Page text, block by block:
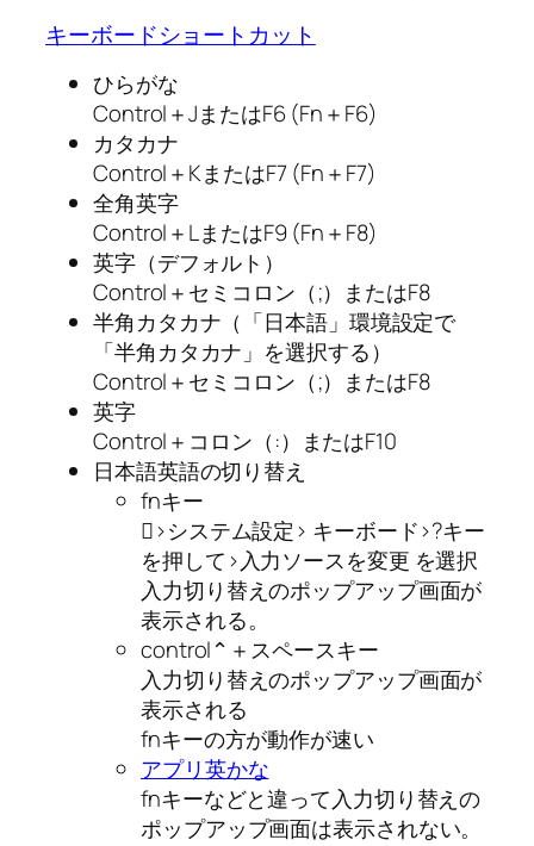
キーボードショートカット
ひらがな
Control＋JまたはF6 (Fn＋F6)
カタカナ
Control＋KまたはF7 (Fn＋F7)
全角英字
Control＋LまたはF9 (Fn＋F8)
英字（デフォルト）
Control＋セミコロン（;）またはF8
半角カタカナ（「日本語」環境設定で
「半角カタカナ」を選択する）
Control＋セミコロン（;）またはF8
英字
Control＋コロン（:）またはF10
日本語英語の切り替え
fnキー
>システム設定> キーボード>?キー
を押して>入力ソースを変更 を選択
入力切り替えのポップアップ画面が
表示される。
control⌃＋スペースキー
入力切り替えのポップアップ画面が
表示される
fnキーの方が動作が速い
アプリ英かな
fnキーなどと違って入力切り替えの
ポップアップ画面は表示されない。